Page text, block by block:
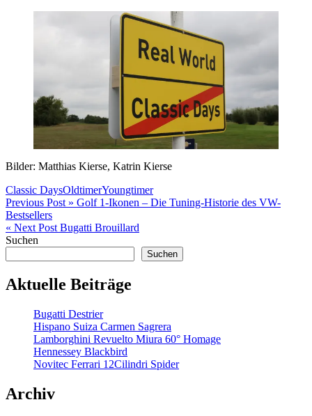
Bilder: Matthias Kierse, Katrin Kierse
Classic DaysOldtimerYoungtimer
Beitragsnavigation
Previous Post » Golf 1-Ikonen – Die Tuning-Historie des VW-
Bestsellers
« Next Post Bugatti Brouillard
Suchen
Suchen
Aktuelle Beiträge
Bugatti Destrier
Hispano Suiza Carmen Sagrera
Lamborghini Revuelto Miura 60° Homage
Hennessey Blackbird
Novitec Ferrari 12Cilindri Spider
Archiv